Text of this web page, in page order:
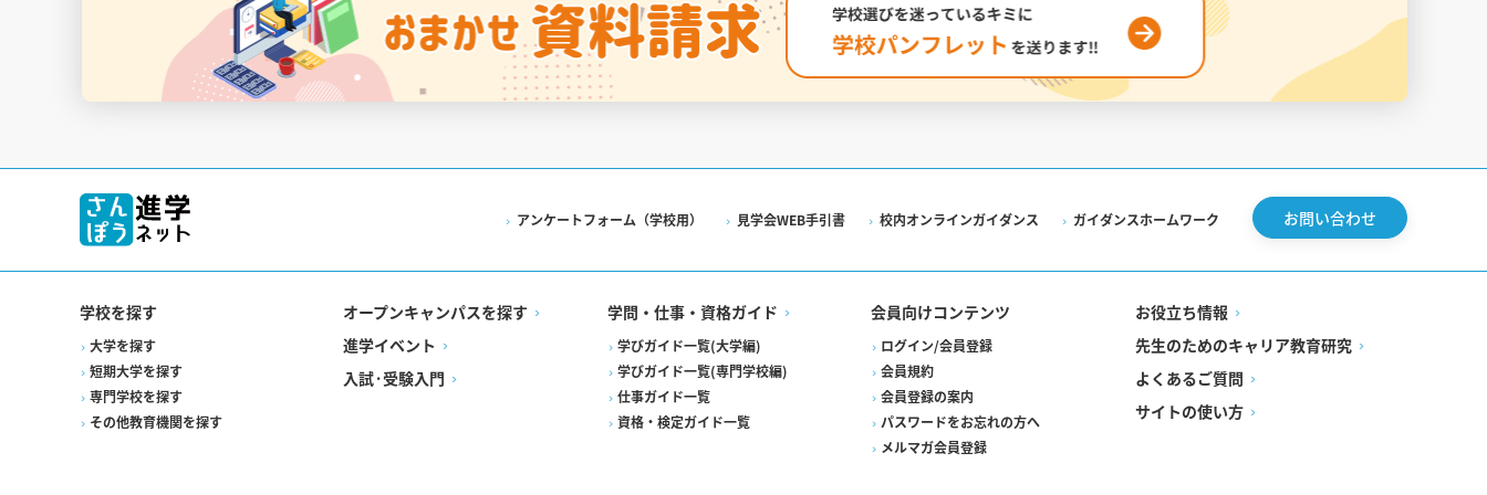
アンケートフォーム（学校用） 見学会WEB手引書 校内オンラインガイダンス ガイダンスホームワーク お問い合わせ
学校を探す
大学を探す
短期大学を探す
専門学校を探す
その他教育機関を探す
オープンキャンパスを探す
進学イベント
入試·受験入門
学問・仕事・資格ガイド
学びガイド一覧(大学編)
学びガイド一覧(専門学校編)
仕事ガイド一覧
資格・検定ガイド一覧
会員向けコンテンツ
ログイン/会員登録
会員規約
会員登録の案内
パスワードをお忘れの方へ
メルマガ会員登録
お役立ち情報
先生のためのキャリア教育研究
よくあるご質問
サイトの使い方